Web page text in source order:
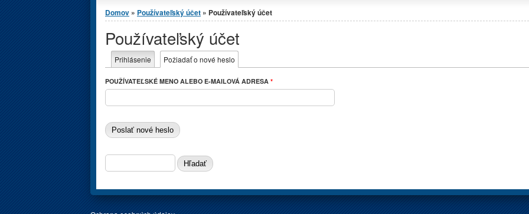
Nachádzate sa tu
Domov » Používateľský účet » Používateľský účet
Používateľský účet
Primárne karty
Prihlásenie Požiadať o nové heslo
POUŽÍVATEĽSKÉ MENO ALEBO E-MAILOVÁ ADRESA *
Vyhľadávanie